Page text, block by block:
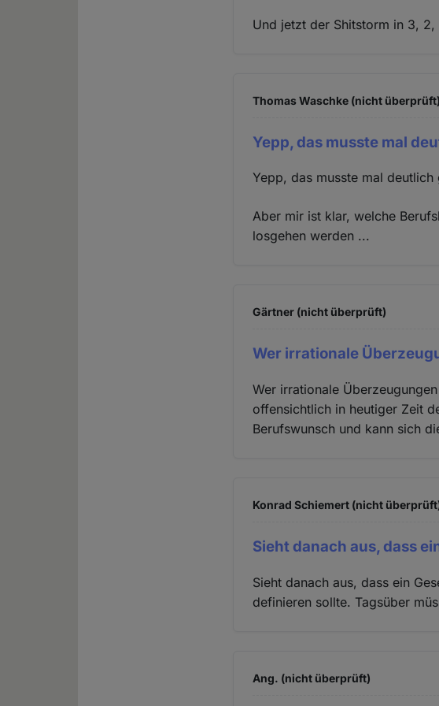
Und jetzt der Shitstorm in 3, 2,
Thomas Waschke (nicht überprüft)
Yepp, das musste mal
Yepp, das musste mal deutlich
Aber mir ist klar, welche
losgehen werden ...
Gärtner (nicht überprüft)
Wer irrationale
Wer irrationale
offensichtlich in heutiger Zeit
Berufswunsch und kann sich
Konrad Schiemert (nicht
Sieht danach aus, dass
Sieht danach aus, dass ein
definieren sollte. Tagsüber
Ang. (nicht überprüft)